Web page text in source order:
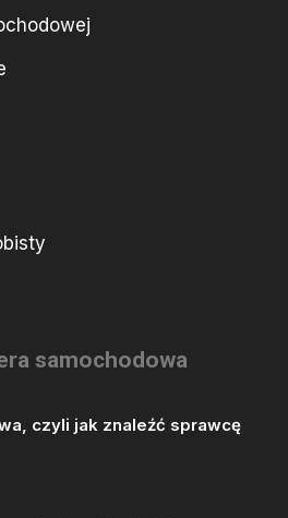
samochodowa
czyli jak znaleźć sprawcę